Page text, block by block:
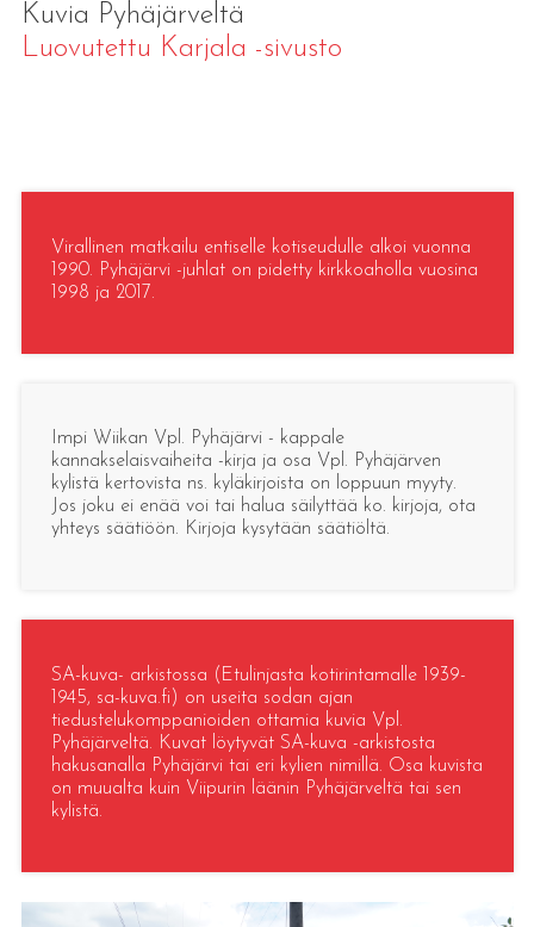
Kuvia Pyhäjärveltä
Luovutettu Karjala -sivusto
Virallinen matkailu entiselle kotiseudulle alkoi vuonna
1990. Pyhäjärvi -juhlat on pidetty kirkkoaholla vuosina
1998 ja 2017.
Impi Wiikan Vpl. Pyhäjärvi - kappale
kannakselaisvaiheita -kirja ja osa Vpl. Pyhäjärven
kylistä kertovista ns. kyläkirjoista on loppuun myyty.
Jos joku ei enää voi tai halua säilyttää ko. kirjoja, ota
yhteys säätiöön. Kirjoja kysytään säätiöltä.
SA-kuva- arkistossa (Etulinjasta kotirintamalle 1939-
1945, sa-kuva.fi) on useita sodan ajan
tiedustelukomppanioiden ottamia kuvia Vpl.
Pyhäjärveltä. Kuvat löytyvät SA-kuva -arkistosta
hakusanalla Pyhäjärvi tai eri kylien nimillä. Osa kuvista
on muualta kuin Viipurin läänin Pyhäjärveltä tai sen
kylistä.